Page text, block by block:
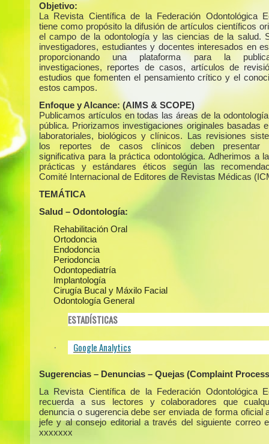
Objetivo:
La Revista Científica de la Federación Odontológica
tiene como propósito la difusión de artículos científicos
el campo de la odontología y las ciencias de la salud.
investigadores, estudiantes y docentes interesados en
proporcionando una plataforma para la
investigaciones, reportes de casos, artículos de
estudios que fomenten el pensamiento crítico y el
estos campos.
Enfoque y Alcance: (AIMS & SCOPE)
Publicamos artículos en todas las áreas de la
pública. Priorizamos investigaciones originales basadas
laboratoriales, biológicos y clínicos. Las revisiones
los reportes de casos clínicos deben presentar
significativa para la práctica odontológica. Adherimos a
prácticas y estándares éticos según las
Comité Internacional de Editores de Revistas Médicas
TEMÁTICA
Salud – Odontología:
Rehabilitación Oral
Ortodoncia
Endodoncia
Periodoncia
Odontopediatría
Implantología
Cirugía Bucal y Máxilo Facial
Odontología General
ESTADÍSTICAS
· Google Analytics
Sugerencias – Denuncias – Quejas (Complaint
La Revista Científica de la Federación Odontológica
recuerda a sus lectores y colaboradores que
denuncia o sugerencia debe ser enviada de forma oficial
jefe y al consejo editorial a través del siguiente correo
xxxxxxx